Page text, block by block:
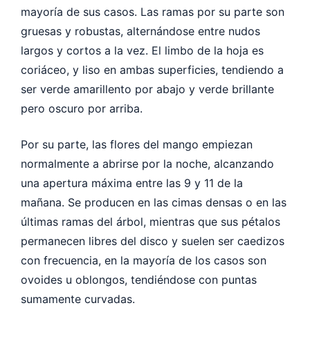
mayoría de sus casos. Las ramas por su parte son
gruesas y robustas, alternándose entre nudos
largos y cortos a la vez. El limbo de la hoja es
coriáceo, y liso en ambas superficies, tendiendo a
ser verde amarillento por abajo y verde brillante
pero oscuro por arriba.
Por su parte, las flores del mango empiezan
normalmente a abrirse por la noche, alcanzando
una apertura máxima entre las 9 y 11 de la
mañana. Se producen en las cimas densas o en las
últimas ramas del árbol, mientras que sus pétalos
permanecen libres del disco y suelen ser caedizos
con frecuencia, en la mayoría de los casos son
ovoides u oblongos, tendiéndose con puntas
sumamente curvadas.